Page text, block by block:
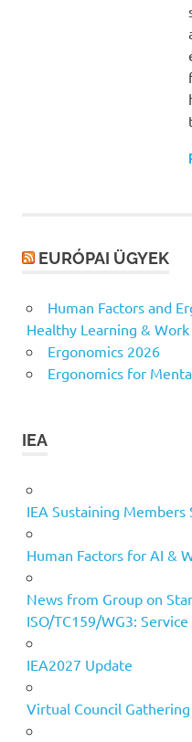
EURÓPAI ÜGYEK
Human Factors and
Healthy Learning &
Ergonomics 2026
Ergonomics for
IEA
IEA Sustaining
Human Factors for AI &
News from Group on
ISO/TC159/WG3:
IEA2027 Update
Virtual Council